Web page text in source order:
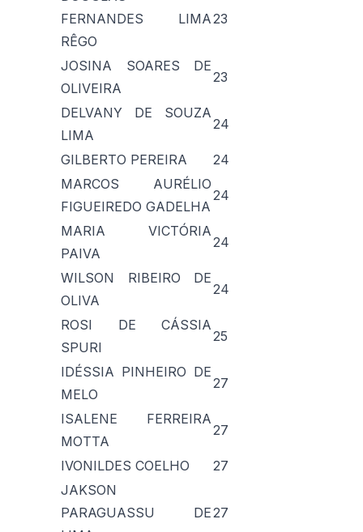
FERNANDES LIMA
RÊGO
23
JOSINA SOARES DE
OLIVEIRA
23
DELVANY DE SOUZA
LIMA
24
GILBERTO PEREIRA
24
MARCOS AURÉLIO
FIGUEIREDO GADELHA
24
MARIA VICTÓRIA
PAIVA
24
WILSON RIBEIRO DE
OLIVA
24
ROSI DE CÁSSIA
SPURI
25
IDÉSSIA PINHEIRO DE
MELO
27
ISALENE FERREIRA
MOTTA
27
IVONILDES COELHO
27
JAKSON
PARAGUASSU DE27